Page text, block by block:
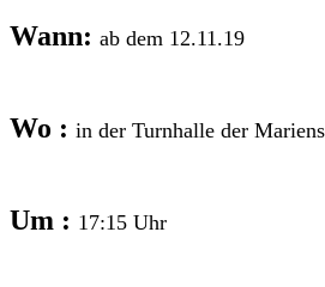
Wann: ab dem 12.11.19
Wo : in der Turnhalle der
Um : 17:15 Uhr